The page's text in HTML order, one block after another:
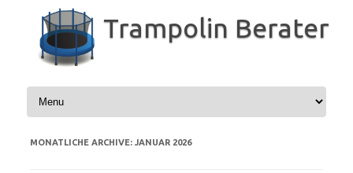
Inhalt
springen
Trampolin Berater
MONATLICHE ARCHIVE: JANUAR 2026